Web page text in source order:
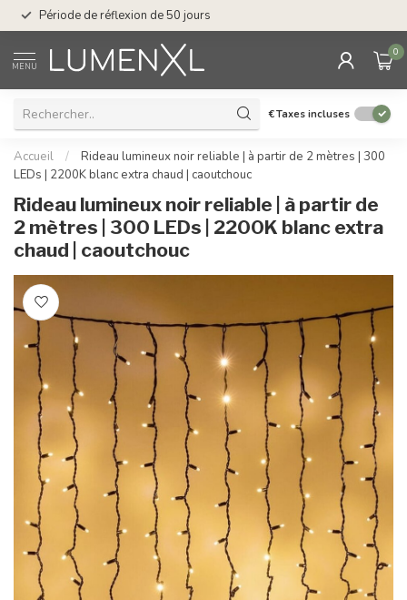
Service : du lundi au vendredi de 08.30 à
17.00
MENU
0
€Taxes incluses
Accueil /
Rideau lumineux noir reliable | à partir de 2 mètres | 300
LEDs | 2200K blanc extra chaud | caoutchouc
Rideau lumineux noir reliable | à partir de
2 mètres | 300 LEDs | 2200K blanc extra
chaud | caoutchouc